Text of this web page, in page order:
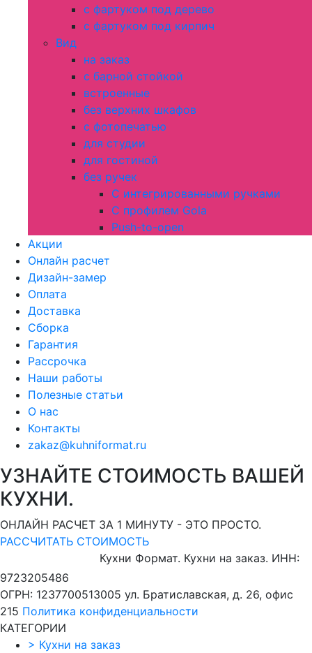
с фартуком под дерево
с фартуком под кирпич
Вид
на заказ
с барной стойкой
встроенные
без верхних шкафов
с фотопечатью
для студии
для гостиной
без ручек
С интегрированными ручками
С профилем Gola
Push-to-open
Акции
Онлайн расчет
Дизайн-замер
Оплата
Доставка
Сборка
Гарантия
Рассрочка
Наши работы
Полезные статьи
О нас
Контакты
zakaz@kuhniformat.ru
УЗНАЙТЕ СТОИМОСТЬ ВАШЕЙ
КУХНИ.
ОНЛАЙН РАСЧЕТ ЗА 1 МИНУТУ - ЭТО ПРОСТО.
РАССЧИТАТЬ СТОИМОСТЬ
Кухни Формат. Кухни на заказ. ИНН:
9723205486
ОГРН: 1237700513005 ул. Братиславская, д. 26, офис
215 Политика конфиденциальности
КАТЕГОРИИ
> Кухни на заказ